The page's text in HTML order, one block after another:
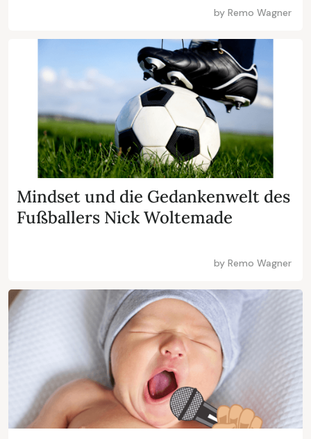
by Remo Wagner
Mindset und die Gedankenwelt des
Fußballers Nick Woltemade
by Remo Wagner